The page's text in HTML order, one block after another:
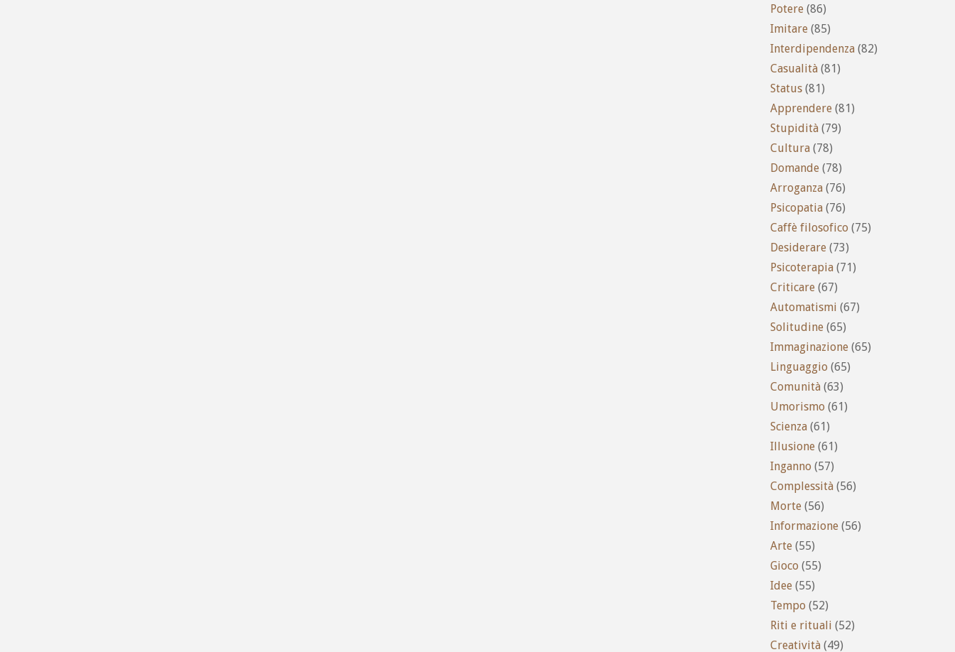
Potere (86)
Imitare (85)
Interdipendenza (82)
Casualità (81)
Status (81)
Apprendere (81)
Stupidità (79)
Cultura (78)
Domande (78)
Arroganza (76)
Psicopatia (76)
Caffè filosofico (75)
Desiderare (73)
Psicoterapia (71)
Criticare (67)
Automatismi (67)
Solitudine (65)
Immaginazione (65)
Linguaggio (65)
Comunità (63)
Umorismo (61)
Scienza (61)
Illusione (61)
Inganno (57)
Complessità (56)
Morte (56)
Informazione (56)
Arte (55)
Gioco (55)
Idee (55)
Tempo (52)
Riti e rituali (52)
Creatività (49)